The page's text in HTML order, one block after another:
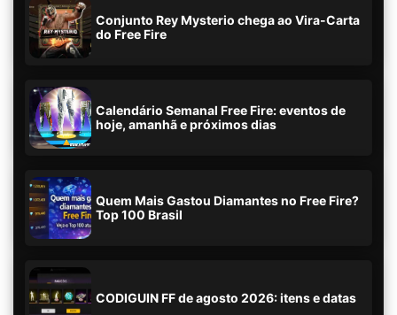
Conjunto Rey Mysterio chega ao Vira-Carta
do Free Fire
Calendário Semanal Free Fire: eventos de
hoje, amanhã e próximos dias
Quem Mais Gastou Diamantes no Free Fire?
Top 100 Brasil
CODIGUIN FF de agosto 2026: itens e datas